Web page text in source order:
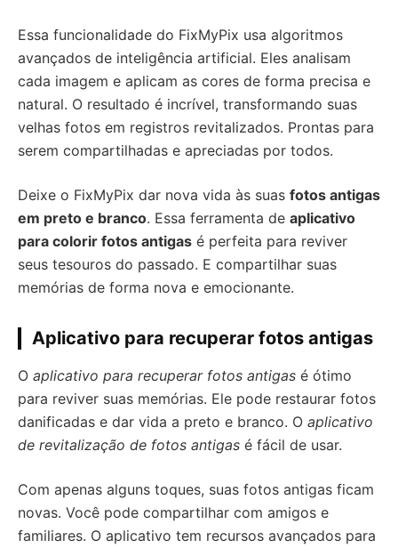
Essa funcionalidade do FixMyPix usa algoritmos
avançados de inteligência artificial. Eles analisam
cada imagem e aplicam as cores de forma precisa e
natural. O resultado é incrível, transformando suas
velhas fotos em registros revitalizados. Prontas para
serem compartilhadas e apreciadas por todos.
Deixe o FixMyPix dar nova vida às suas fotos antigas
em preto e branco. Essa ferramenta de aplicativo
para colorir fotos antigas é perfeita para reviver
seus tesouros do passado. E compartilhar suas
memórias de forma nova e emocionante.
Aplicativo para recuperar fotos antigas
O aplicativo para recuperar fotos antigas é ótimo
para reviver suas memórias. Ele pode restaurar fotos
danificadas e dar vida a preto e branco. O aplicativo
de revitalização de fotos antigas é fácil de usar.
Com apenas alguns toques, suas fotos antigas ficam
novas. Você pode compartilhar com amigos e
familiares. O aplicativo tem recursos avançados para